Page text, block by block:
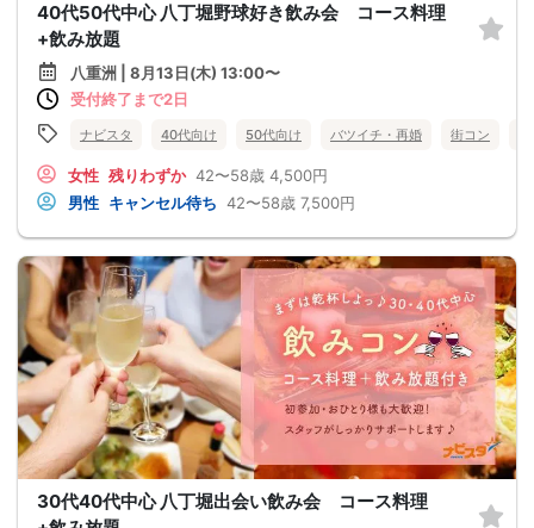
40代50代中心 八丁堀野球好き飲み会 コース料理
+飲み放題
八重洲 | 8月13日(木) 13:00〜
受付終了まで2日
ナビスタ 40代向け 50代向け バツイチ・再婚 街コン
女性 残りわずか 42〜58歳 4,500円
男性 キャンセル待ち 42〜58歳 7,500円
30代40代中心 八丁堀出会い飲み会 コース料理